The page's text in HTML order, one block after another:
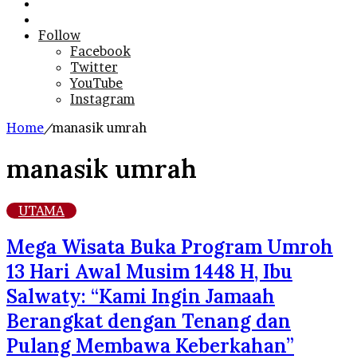
In
Follow
Facebook
Twitter
YouTube
Instagram
Home/manasik umrah
manasik umrah
UTAMA
Mega Wisata Buka Program Umroh
13 Hari Awal Musim 1448 H, Ibu
Salwaty: “Kami Ingin Jamaah
Berangkat dengan Tenang dan
Pulang Membawa Keberkahan”